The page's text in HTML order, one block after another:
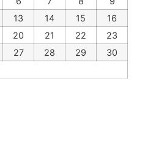
13 14 15
16
20 21 22
23
27 28 29
30